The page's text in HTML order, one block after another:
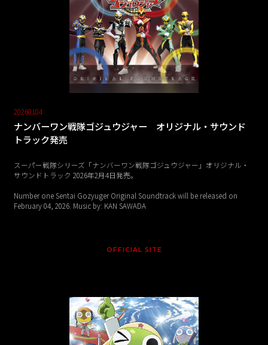
20260104
ナンバーワン戦隊ゴジュウジャー オリジナル・サウンド
トラック発売
スーパー戦隊シリーズ「ナンバーワン戦隊ゴジュウジャー」オリジナル・
サウンドトラック 2026年2月4日発売。
Number one Sentai Gozyuger Original Soundtrack will be released on
February 04, 2026. Music by: KAN SAWADA
OFFICIAL SITE